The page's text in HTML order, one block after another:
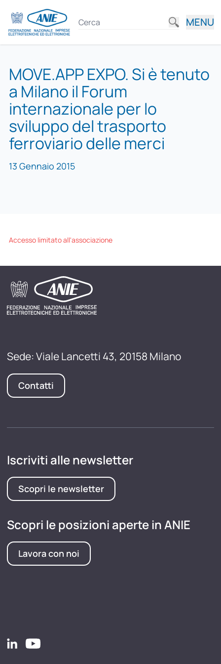
MENU
MOVE.APP EXPO. Si è tenuto
a Milano il Forum
internazionale per lo
sviluppo del trasporto
ferroviario delle merci
13 Gennaio 2015
Accesso limitato all'associazione
Sede: Viale Lancetti 43, 20158 Milano
Contatti
Iscriviti alle newsletter
Scopri le newsletter
Scopri le posizioni aperte in ANIE
Lavora con noi